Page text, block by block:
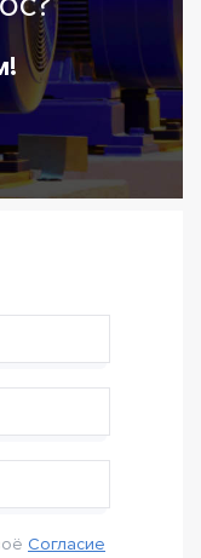
Согласие